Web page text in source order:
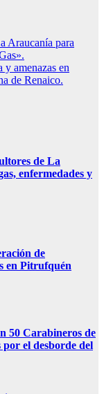
Araucanía para
amenazas en
de Renaico.
de La
enfermedades y
de
en Pitrufquén
50 Carabineros de
el desborde del